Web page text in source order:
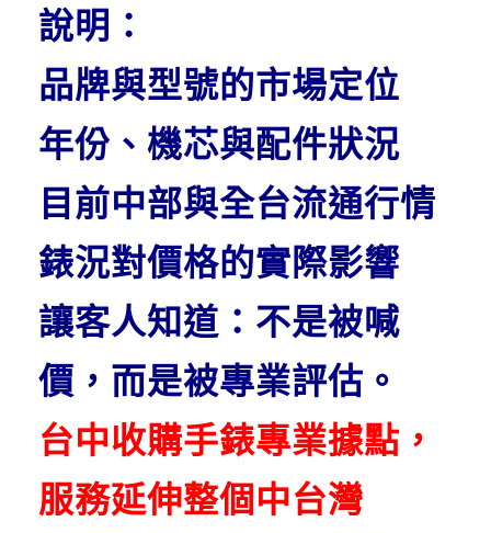
說明：
品牌與型號的市場定位
年份、機芯與配件狀況
目前中部與全台流通行情
錶況對價格的實際影響
讓客人知道： 不是被喊
價，而是被專業評估。
台中收購手錶專業據點，
服務延伸整個中台灣